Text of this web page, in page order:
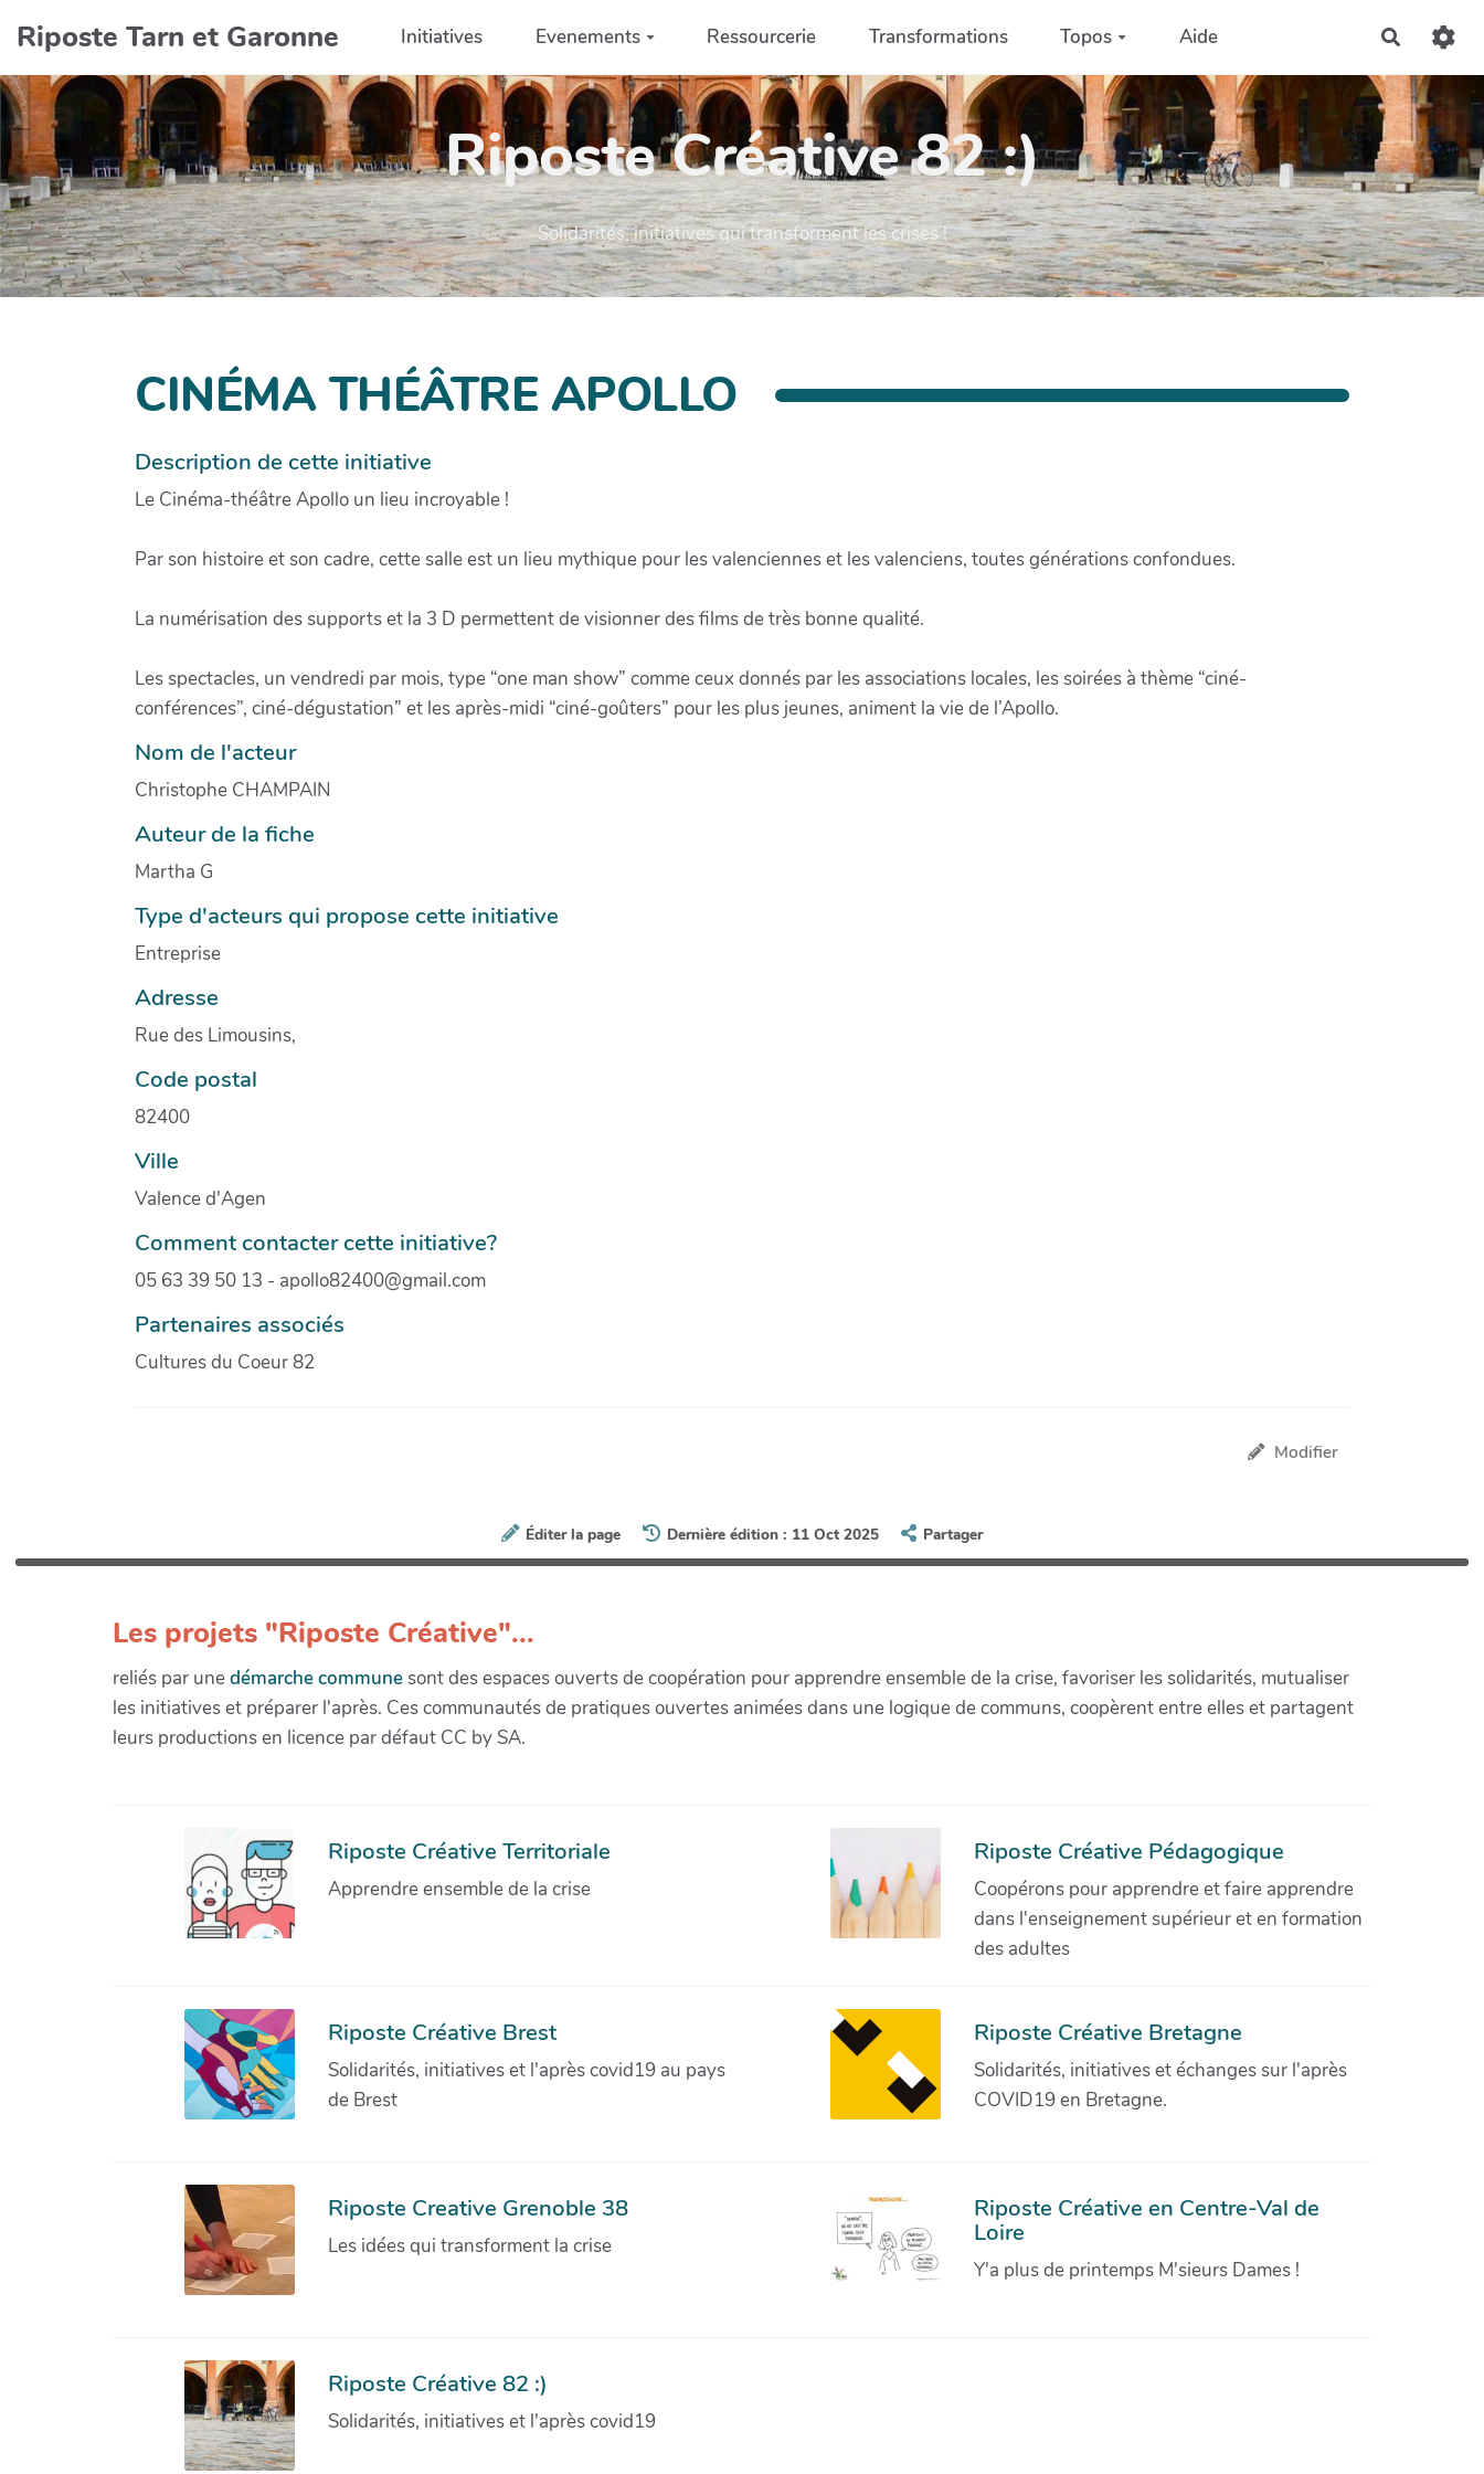
Aller au contenu principal
Riposte Tarn et Garonne Initiatives Evenements Ressourcerie Transformations Topos Aide
Riposte Créative 82 :)
Solidarités, initiatives qui transforment les crises !
CINÉMA THÉÂTRE APOLLO
Description de cette initiative
Le Cinéma-théâtre Apollo un lieu incroyable !
Par son histoire et son cadre, cette salle est un lieu mythique pour les valenciennes et les valenciens, toutes générations confondues.
La numérisation des supports et la 3 D permettent de visionner des films de très bonne qualité.
Les spectacles, un vendredi par mois, type “one man show” comme ceux donnés par les associations locales, les soirées à thème “ciné-
conférences”, ciné-dégustation” et les après-midi “ciné-goûters” pour les plus jeunes, animent la vie de l’Apollo.
Nom de l'acteur
Christophe CHAMPAIN
Auteur de la fiche
Martha G
Type d'acteurs qui propose cette initiative
Entreprise
Adresse
Rue des Limousins,
Code postal
82400
Ville
Valence d'Agen
Comment contacter cette initiative?
05 63 39 50 13 - apollo82400@gmail.com
Partenaires associés
Cultures du Coeur 82
Modifier
Éditer la page Dernière édition : 11 Oct 2025 Partager